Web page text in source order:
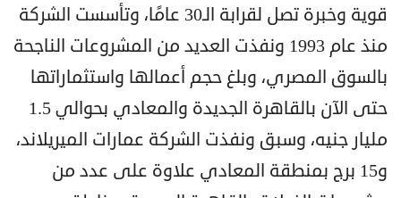
قوية وخبرة تصل لقرابة الـ30 عامًا، وتأسست الشركة
منذ عام 1993 ونفذت العديد من المشروعات الناجحة
بالسوق المصري، وبلغ حجم أعمالها واستثماراتها
حتى الآن بالقاهرة الجديدة والمعادي بحوالي 1.5
مليار جنيه، وسبق ونفذت الشركة عمارات الميريلاند،
و15 برج بمنطقة المعادي علاوة على عدد من